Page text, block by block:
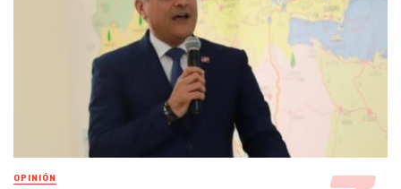
OPINIÓN